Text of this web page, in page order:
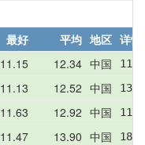
最好 平均 地区 详情
11.15 12.34 中国
11.13 12.52 中国
11.63 12.92 中国
11.47 13.90 中国